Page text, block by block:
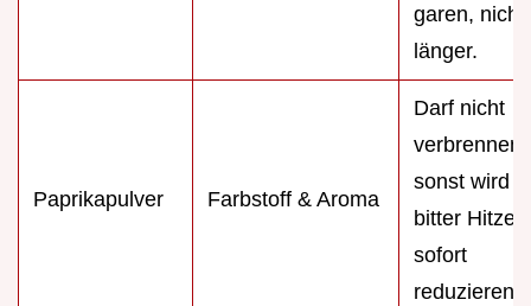
garen, nicht
länger.
Paprikapulver Farbstoff & Aroma
Darf nicht
verbrennen,
sonst wird
bitter Hitze
sofort
reduzieren.